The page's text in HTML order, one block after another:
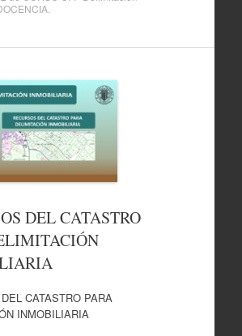
.
DEL CATASTRO
CATASTRO PARA
INMOBILIARIA